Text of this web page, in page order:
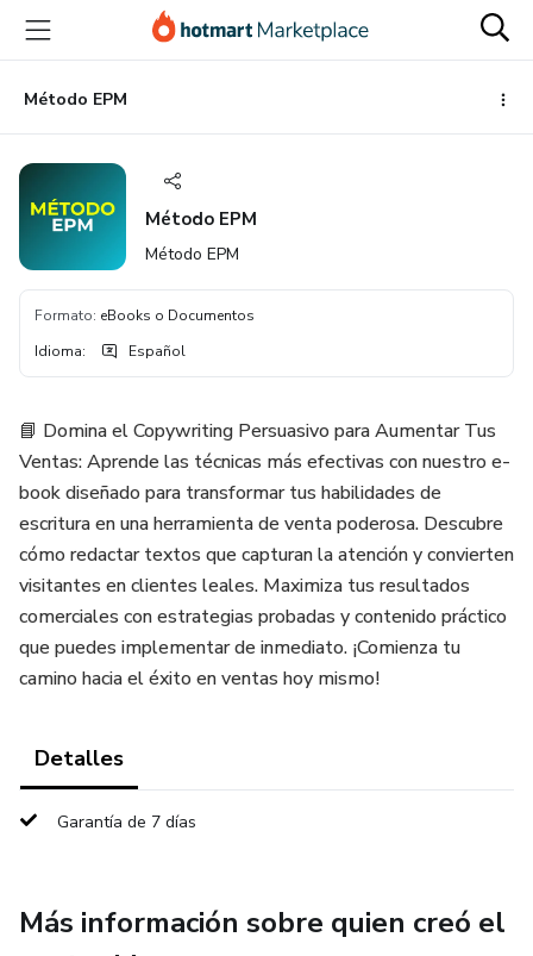
principal
página
de
página
Método EPM
Método EPM
Método EPM
Formato: eBooks o Documentos
Idioma: Español
📘 Domina el Copywriting Persuasivo para Aumentar Tus
Ventas: Aprende las técnicas más efectivas con nuestro e-
book diseñado para transformar tus habilidades de
escritura en una herramienta de venta poderosa. Descubre
cómo redactar textos que capturan la atención y convierten
visitantes en clientes leales. Maximiza tus resultados
comerciales con estrategias probadas y contenido práctico
que puedes implementar de inmediato. ¡Comienza tu
camino hacia el éxito en ventas hoy mismo!
Detalles
Garantía de 7 días
Más información sobre quien creó el